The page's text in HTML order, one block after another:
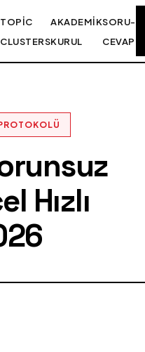
TOPIC
CLUSTERS
AKADEMIK
KURUL
SORU-
CEVAP
Hızlı